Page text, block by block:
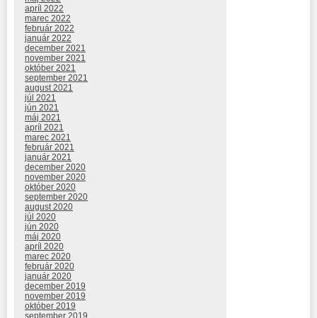
apríl 2022
marec 2022
február 2022
január 2022
december 2021
november 2021
október 2021
september 2021
august 2021
júl 2021
jún 2021
máj 2021
apríl 2021
marec 2021
február 2021
január 2021
december 2020
november 2020
október 2020
september 2020
august 2020
júl 2020
jún 2020
máj 2020
apríl 2020
marec 2020
február 2020
január 2020
december 2019
november 2019
október 2019